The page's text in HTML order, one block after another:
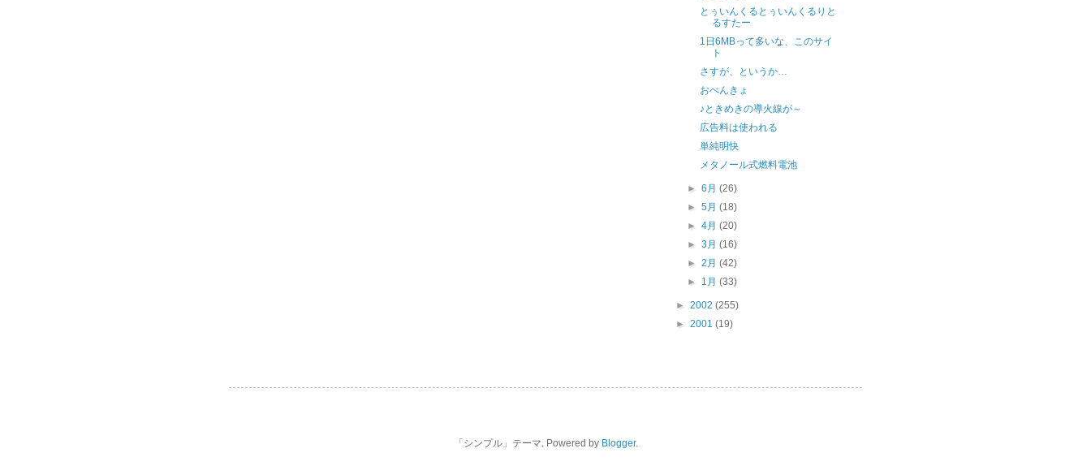
とぅいんくるとぅいんくるりと
るすたー
1日6MBって多いな、このサイ
ト
さすが、というか…
おべんきょ
♪ときめきの導火線が～
広告料は使われる
単純明快
メタノール式燃料電池
►6月(26)
►5月(18)
►4月(20)
►3月(16)
►2月(42)
► 1月(33)
► 2002 (255)
► 2001 (19)
「シンプル」テーマ. Powered by Blogger.